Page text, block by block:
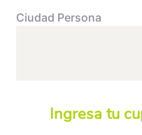
Ciudad Persona
Ingresa tu